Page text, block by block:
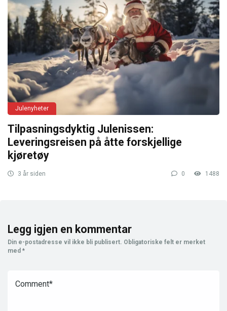
Julenyheter
Tilpasningsdyktig Julenissen:
Leveringsreisen på åtte forskjellige
kjøretøy
3 år siden 0 1488
Legg igjen en kommentar
Din e-postadresse vil ikke bli publisert. Obligatoriske felt er merket
med *